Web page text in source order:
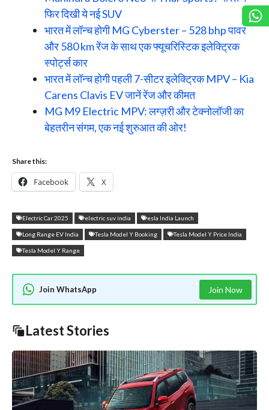
फिर दिखी ये नई SUV
भारत में लॉन्च होगी MG Cyberster – 528 bhp पावर
और 580 km रेंज के साथ एक फ्यूचरिस्टिक इलेक्ट्रिक
स्पोर्ट्स कार
भारत में लॉन्च होगी पहली 7-सीटर इलेक्ट्रिक MPV – Kia
Carens Clavis EV जानें रेंज और कीमत
MG M9 Electric MPV: लग्ज़री और टेक्नोलॉजी का
बेहतरीन संगम, एक नई शुरुआत की ओर!
Share this:
Facebook X
Electric Car 2025 electric suv india esla India Launch
Long Range EV India Tesla Model Y Booking Tesla Model Y Price India
Tesla Model Y Range
Join WhatsApp Join Now
Latest Stories